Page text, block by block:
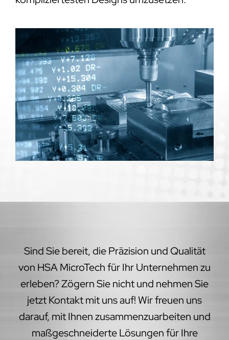
Sind Sie bereit, die Präzision und Qualität
von HSA MicroTech für Ihr Unternehmen zu
erleben? Zögern Sie nicht und nehmen Sie
jetzt Kontakt mit uns auf! Wir freuen uns
darauf, mit Ihnen zusammenzuarbeiten und
maßgeschneiderte Lösungen für Ihre